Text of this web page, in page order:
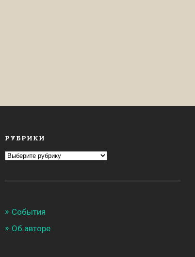
РУБРИКИ
Рубрики
События
Об авторе